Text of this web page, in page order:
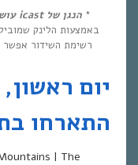
* הנגן שלicast
באמצעות הלינק
רשימת השידור
התארחו
| The